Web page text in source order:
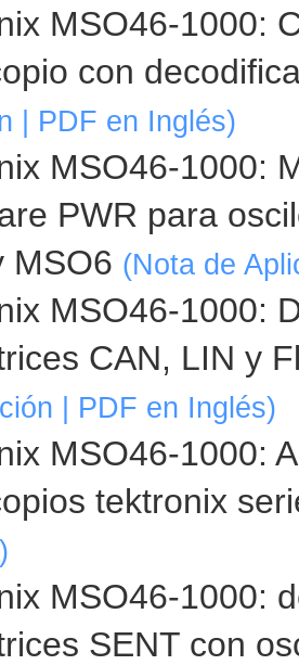
MSO46-1000:
con
| PDF en Inglés)
MSO46-1000:
PWR para
MSO6 (Nota de
MSO46-1000:
CAN, LIN y
| PDF en Inglés)
MSO46-1000:
tektronix
MSO46-1000:
SENT con